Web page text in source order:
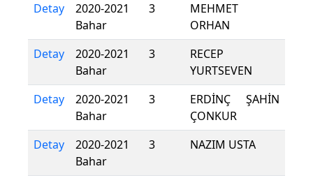
Detay
2020-2021
Bahar
3
MEHMET
ORHAN
Detay
2020-2021
Bahar
3
RECEP
YURTSEVEN
Detay
2020-2021
Bahar
3
ERDİNÇ ŞAHİN
ÇONKUR
Detay
2020-2021
Bahar
3 NAZIM USTA